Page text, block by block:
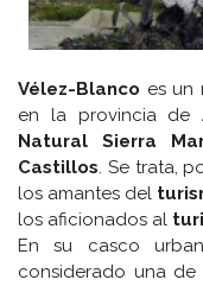
Vélez-Blanco es un
en la provincia de
Natural Sierra
Castillos. Se trata,
los amantes del
los aficionados al
En su casco
considerado una de